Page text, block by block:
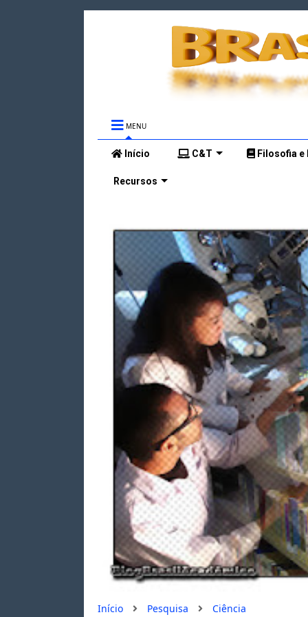
MENU
Início C&T Filosofia
Recursos
Início Pesquisa Ciência